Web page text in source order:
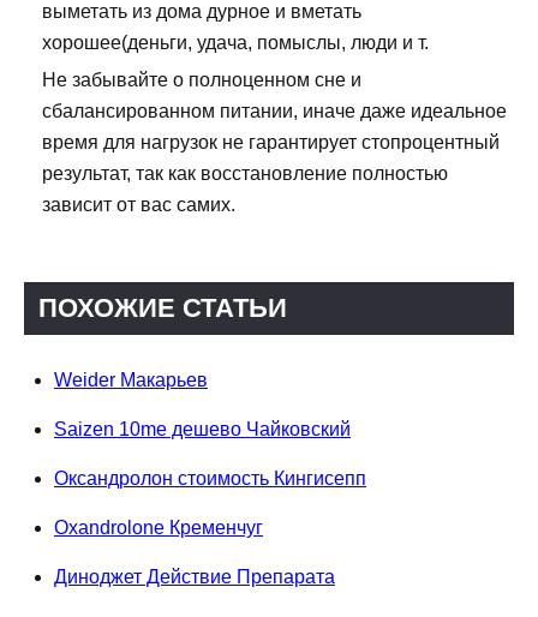
выметать из дома дурное и вметать
хорошее(деньги, удача, помыслы, люди и т.
Не забывайте о полноценном сне и
сбалансированном питании, иначе даже идеальное
время для нагрузок не гарантирует стопроцентный
результат, так как восстановление полностью
зависит от вас самих.
ПОХОЖИЕ СТАТЬИ
Weider Макарьев
Saizen 10me дешево Чайковский
Оксандролон стоимость Кингисепп
Oxandrolone Кременчуг
Диноджет Действие Препарата